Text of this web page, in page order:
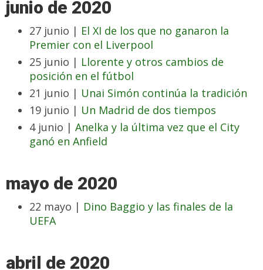
junio de 2020
27 junio | El XI de los que no ganaron la
Premier con el Liverpool
25 junio | Llorente y otros cambios de
posición en el fútbol
21 junio | Unai Simón continúa la tradición
19 junio | Un Madrid de dos tiempos
4 junio | Anelka y la última vez que el City
ganó en Anfield
mayo de 2020
22 mayo | Dino Baggio y las finales de la
UEFA
abril de 2020